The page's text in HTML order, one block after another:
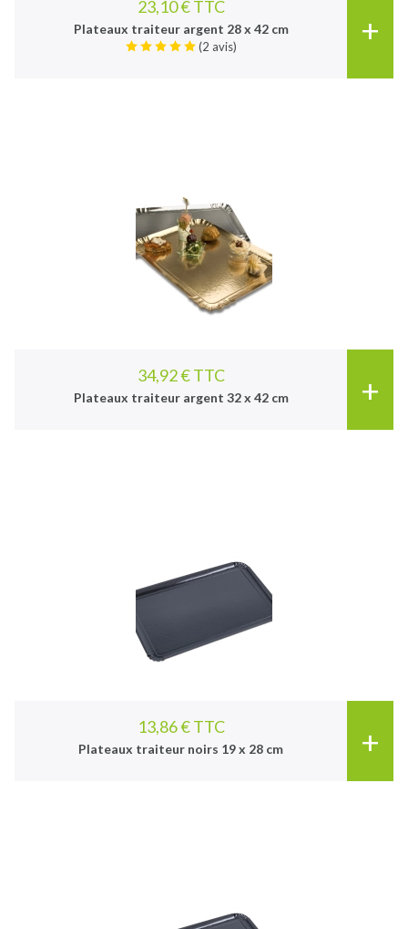
23,10 € TTC
Plateaux traiteur argent 28 x 42 cm
(2 avis) +
34,92 € TTC
Plateaux traiteur argent 32 x 42 cm +
13,86 € TTC
Plateaux traiteur noirs 19 x 28 cm +